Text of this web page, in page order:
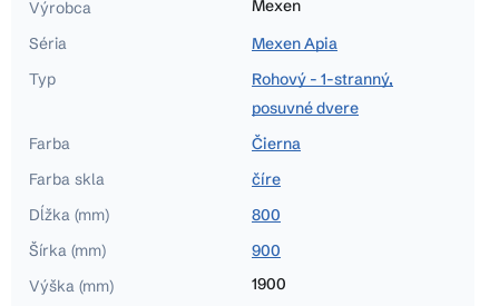
Výrobca
Mexen
Séria
Mexen Apia
Typ
Rohový - 1-stranný,
posuvné dvere
Farba
Čierna
Farba skla
číre
Dĺžka (mm)
800
Šírka (mm)
900
Výška (mm)
1900